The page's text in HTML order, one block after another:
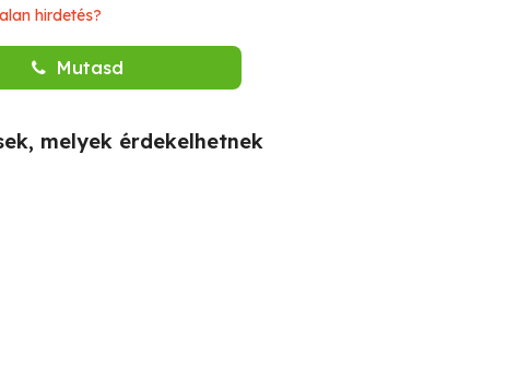
hirdetés?
Mutasd
melyek érdekelhetnek